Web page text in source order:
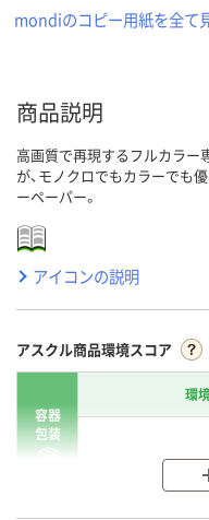
mondiのコピー用紙を全て
商品説明
高画質で再現するフルカラー
が、モノクロでもカラーでも
ーペーパー。
アイコンの説明
アスクル商品環境スコア
容器
包装
環
分